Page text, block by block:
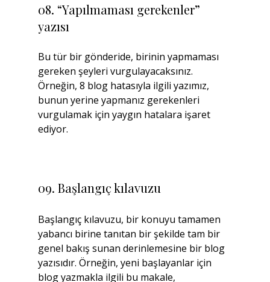
08. “Yapılmaması gerekenler”
yazısı
Bu tür bir gönderide, birinin yapmaması
gereken şeyleri vurgulayacaksınız.
Örneğin, 8 blog hatasıyla ilgili yazımız,
bunun yerine yapmanız gerekenleri
vurgulamak için yaygın hatalara işaret
ediyor.
09. Başlangıç kılavuzu
Başlangıç kılavuzu, bir konuyu tamamen
yabancı birine tanıtan bir şekilde tam bir
genel bakış sunan derinlemesine bir blog
yazısıdır. Örneğin, yeni başlayanlar için
blog yazmakla ilgili bu makale,